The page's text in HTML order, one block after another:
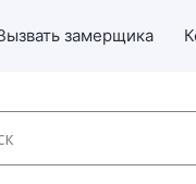
замерщика